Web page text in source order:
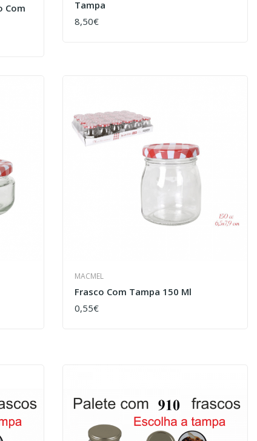
Com
Tampa
8,50€
COMPRAR
MACMEL
Frasco Com Tampa 150 Ml
0,55€
COMPRAR